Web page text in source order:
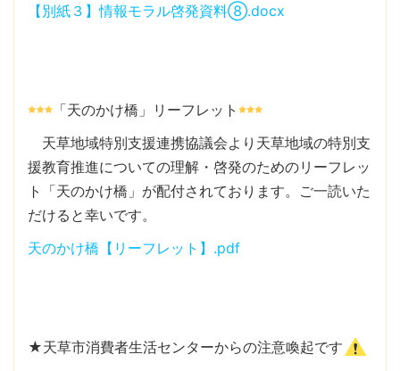
【別紙３】情報モラル啓発資料⑧.docx
「天のかけ橋」リーフレット
天草地域特別支援連携協議会より天草地域の特別支
援教育推進についての理解・啓発のためのリーフレッ
ト「天のかけ橋」が配付されております。ご一読いた
だけると幸いです。
天のかけ橋【リーフレット】.pdf
★天草市消費者生活センターからの注意喚起です